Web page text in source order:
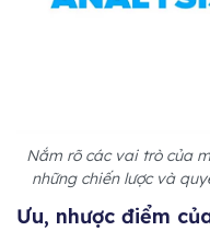
Nắm rõ các vai trò của
những chiến lược và
Ưu, nhược điểm